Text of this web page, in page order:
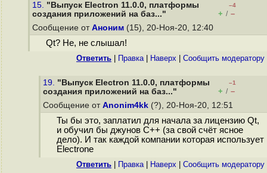
15. "Выпуск Electron 11.0.0, платформы
создания приложений на баз..."
–4
+ / –
Сообщение от Аноним (15), 20-Ноя-20, 12:40
Qt? Не, не слышал!
Ответить Правка| Наверх Cообщить модератору
19. "Выпуск Electron 11.0.0, платформы
создания приложений на баз..."
–1
+ / –
Сообщение от Anonim4kk (?), 20-Ноя-20, 12:51
Ты бы это, заплатил для начала за лицензию Qt,
и обучил бы джунов С++ (за свой счёт ясное
дело). И так каждой компании которая использует
Electrone
Ответить Правка| Наверх Cообщить модератору